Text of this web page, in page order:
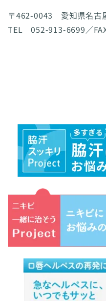
〒462-0043 愛知県名古
TEL 052-913-6699／